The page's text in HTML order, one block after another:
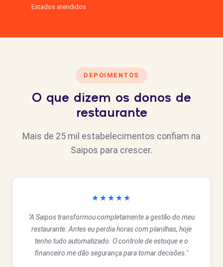
Estados atendidos
DEPOIMENTOS
O que dizem os donos de
restaurante
Mais de 25 mil estabelecimentos confiam na
Saipos para crescer.
★★★★★
"A Saipos transformou completamente a gestão do meu
restaurante. Antes eu perdia horas com planilhas, hoje
tenho tudo automatizado. O controle de estoque e o
financeiro me dão segurança para tomar decisões."